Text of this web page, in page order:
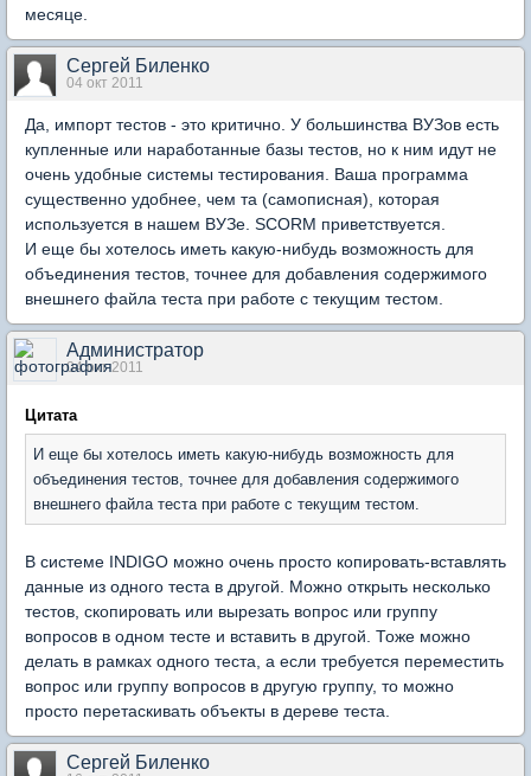
месяце.
Сергей Биленко
04 окт 2011
Да, импорт тестов - это критично. У большинства ВУЗов есть
купленные или наработанные базы тестов, но к ним идут не
очень удобные системы тестирования. Ваша программа
существенно удобнее, чем та (самописная), которая
используется в нашем ВУЗе. SCORM приветствуется.
И еще бы хотелось иметь какую-нибудь возможность для
объединения тестов, точнее для добавления содержимого
внешнего файла теста при работе с текущим тестом.
Администратор
04 окт 2011
Цитата
И еще бы хотелось иметь какую-нибудь возможность для
объединения тестов, точнее для добавления содержимого
внешнего файла теста при работе с текущим тестом.
В системе INDIGO можно очень просто копировать-вставлять
данные из одного теста в другой. Можно открыть несколько
тестов, скопировать или вырезать вопрос или группу
вопросов в одном тесте и вставить в другой. Тоже можно
делать в рамках одного теста, а если требуется переместить
вопрос или группу вопросов в другую группу, то можно
просто перетаскивать объекты в дереве теста.
Сергей Биленко